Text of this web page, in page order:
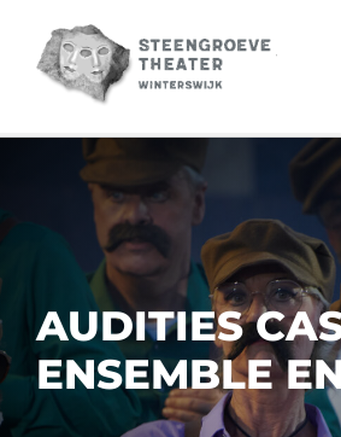
content
AUDITIES
ENSEMBLE